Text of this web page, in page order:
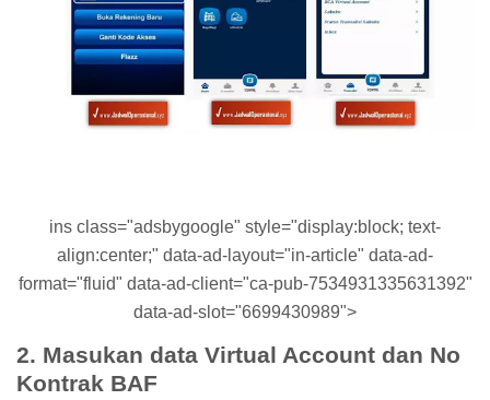
ins class="adsbygoogle" style="display:block; text-
align:center;" data-ad-layout="in-article" data-ad-
format="fluid" data-ad-client="ca-pub-7534931335631392"
data-ad-slot="6699430989">
2. Masukan data Virtual Account dan No
Kontrak BAF